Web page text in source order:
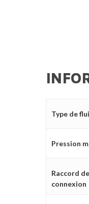
Type de
Pression
Raccord de
connexion